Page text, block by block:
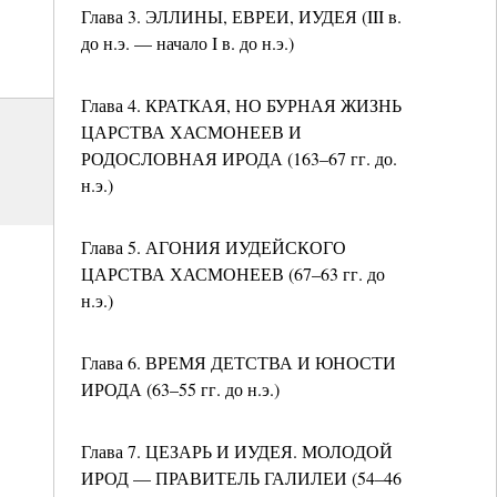
Глава 3. ЭЛЛИНЫ, ЕВРЕИ, ИУДЕЯ (III в.
до н.э. — начало I в. до н.э.)
Глава 4. КРАТКАЯ, НО БУРНАЯ ЖИЗНЬ
ЦАРСТВА ХАСМОНЕЕВ И
РОДОСЛОВНАЯ ИРОДА (163–67 гг. до.
н.э.)
Глава 5. АГОНИЯ ИУДЕЙСКОГО
ЦАРСТВА ХАСМОНЕЕВ (67–63 гг. до
н.э.)
Глава 6. ВРЕМЯ ДЕТСТВА И ЮНОСТИ
ИРОДА (63–55 гг. до н.э.)
Глава 7. ЦЕЗАРЬ И ИУДЕЯ. МОЛОДОЙ
ИРОД — ПРАВИТЕЛЬ ГАЛИЛЕИ (54–46